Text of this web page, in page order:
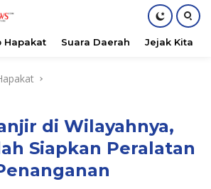
Hapakat Suara Daerah Jejak Kita
di Wilayahnya,
Siapkan Peralatan